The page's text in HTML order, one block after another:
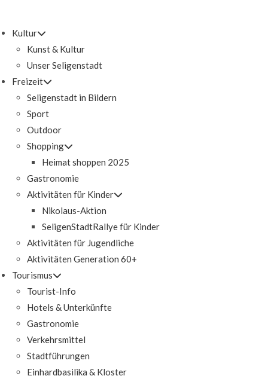
springen
Kultur
Kunst & Kultur
Unser Seligenstadt
Freizeit
Seligenstadt in Bildern
Sport
Outdoor
Shopping
Heimat shoppen 2025
Gastronomie
Aktivitäten für Kinder
Nikolaus-Aktion
SeligenStadtRallye für Kinder
Aktivitäten für Jugendliche
Aktivitäten Generation 60+
Tourismus
Tourist-Info
Hotels & Unterkünfte
Gastronomie
Verkehrsmittel
Stadtführungen
Einhardbasilika & Kloster